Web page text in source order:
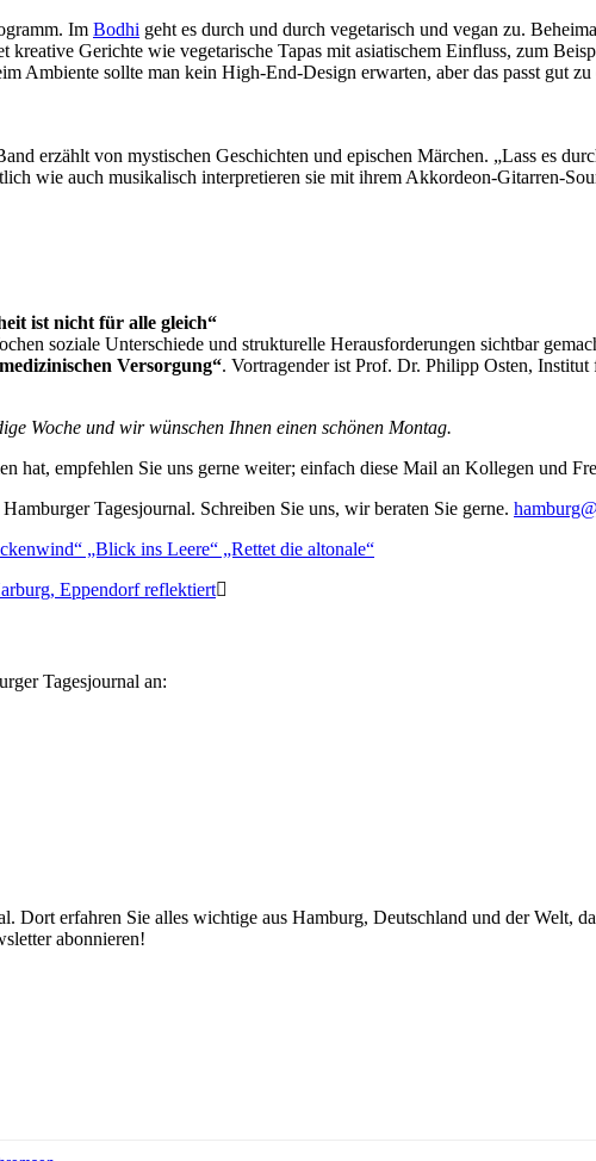
Im Bodhi geht es durch und durch vegetarisch und vegan zu.
kreative Gerichte wie vegetarische Tapas mit asiatischem Einfluss, zum
Ambiente sollte man kein High-End-Design erwarten, aber das passt gut
erzählt von mystischen Geschichten und epischen Märchen. „Lass es
wie auch musikalisch interpretieren sie mit ihrem Akkordeon-Gitarren-
ist nicht für alle gleich“
soziale Unterschiede und strukturelle Herausforderungen sichtbar
Versorgung“. Vortragender ist Prof. Dr. Philipp Osten,
Woche und wir wünschen Ihnen einen schönen Montag.
hat, empfehlen Sie uns gerne weiter; einfach diese Mail an Kollegen und
Tagesjournal. Schreiben Sie uns, wir beraten Sie gerne.
„Blick ins Leere“ „Rettet die altonale“
Eppendorf reflektiert
Tagesjournal an:
Dort erfahren Sie alles wichtige aus Hamburg, Deutschland und der Welt,
abonnieren!